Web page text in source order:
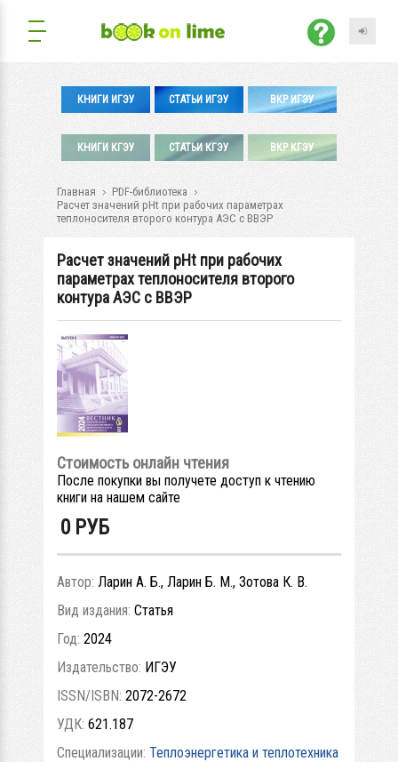
КНИГИ ИГЭУ СТАТЬИ ИГЭУ ВКР ИГЭУ
КНИГИ КГЭУ СТАТЬИ КГЭУ ВКР КГЭУ
Главная
PDF-библиотека
Расчет значений рНt при рабочих параметрах
теплоносителя второго контура АЭС с ВВЭР
Расчет значений рНt при рабочих
параметрах теплоносителя второго
контура АЭС с ВВЭР
Стоимость онлайн чтения
После покупки вы получете доступ к чтению
книги на нашем сайте
0 РУБ
Автор: Ларин А. Б., Ларин Б. М., Зотова К. В.
Вид издания: Статья
Год: 2024
Издательство: ИГЭУ
ISSN/ISBN: 2072-2672
УДК: 621.187
Специализации: Теплоэнергетика и теплотехника